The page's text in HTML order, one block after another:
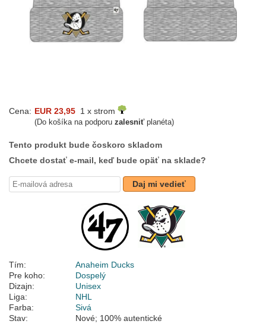
Cena: EUR 23,95 1 x strom
(Do košíka na podporu zalesniťplanéta)
Tento produkt bude čoskoro skladom
Chcete dostať e-mail, keď bude opäť na sklade?
Daj mi vedieť
Tím:
Anaheim Ducks
Pre koho:
Dospelý
Dizajn:
Unisex
Liga:
NHL
Farba:
Sivá
Stav:
Nové; 100% autentické